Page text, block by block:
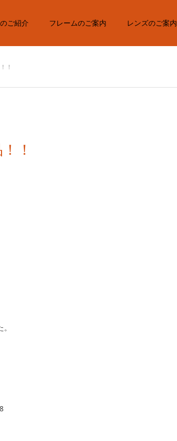
ご紹介 フレームのご案内 レンズのご案内
！
！